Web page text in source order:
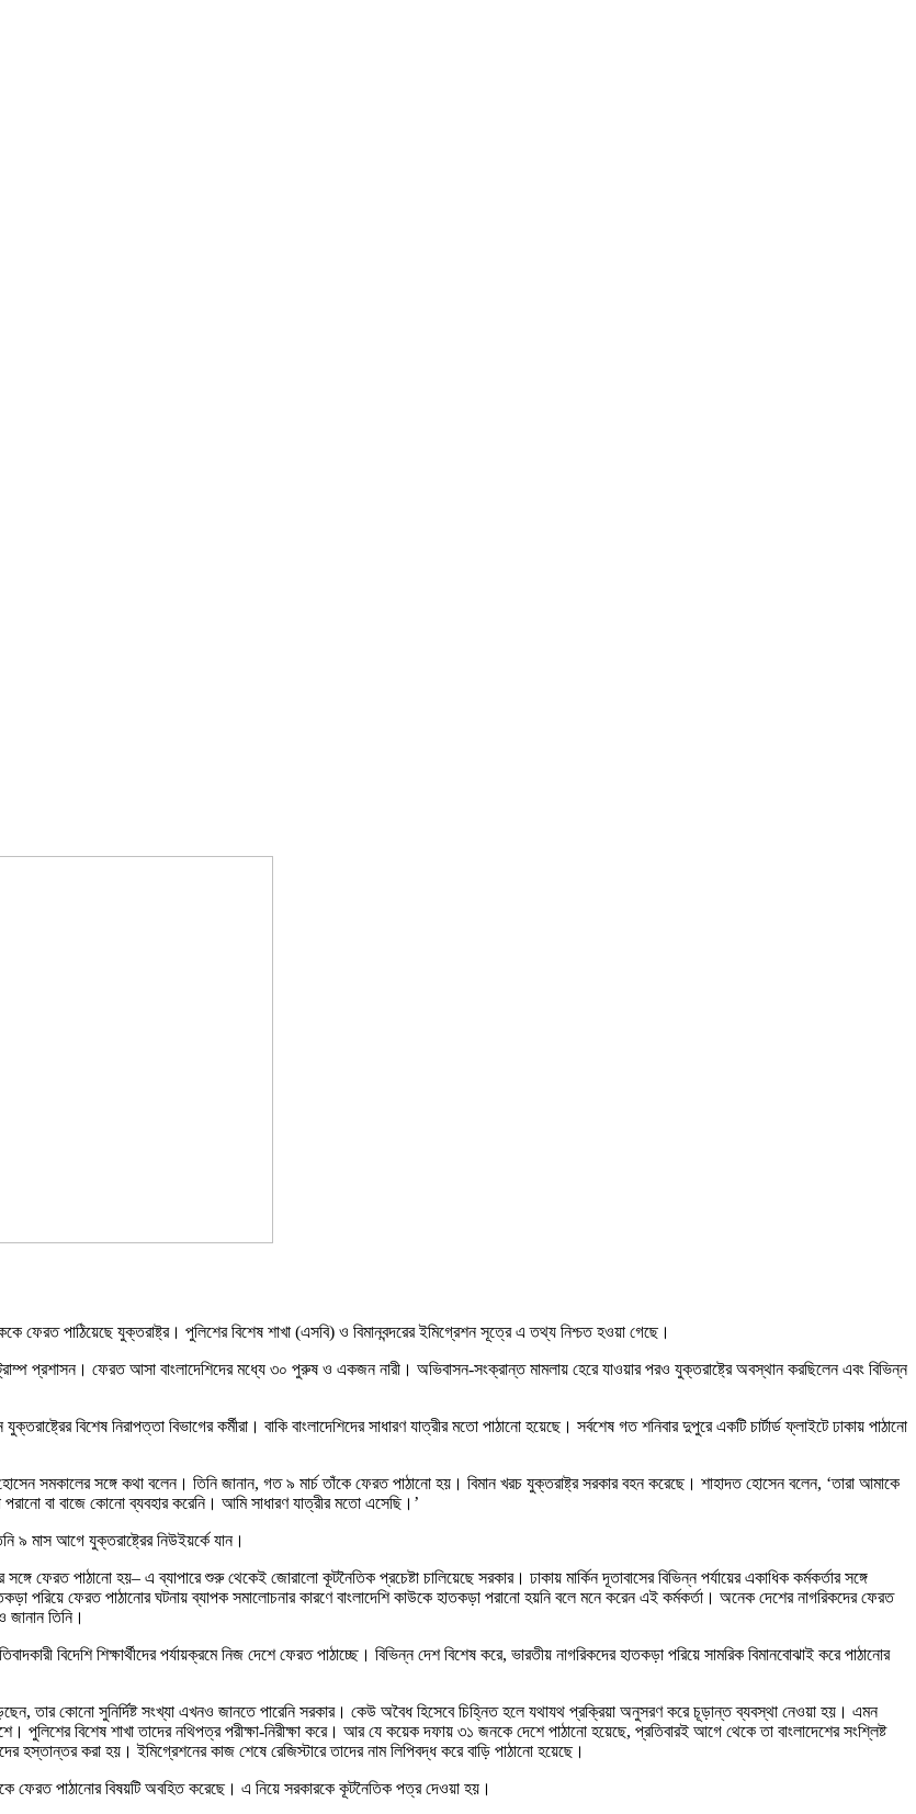
ফেরত পাঠিয়েছে যুক্তরাষ্ট্র। পুলিশের বিশেষ শাখা (এসবি) ও বিমানবন্দরের ইমিগ্রেশন সূত্রে এ তথ্য নিশ্চত হওয়া গেছে।
প্রশাসন। ফেরত আসা বাংলাদেশিদের মধ্যে ৩০ পুরুষ ও একজন নারী। অভিবাসন-সংক্রান্ত মামলায় হেরে যাওয়ার পরও যুক্তরাষ্ট্রে অবস্থান করছিলেন এবং বিভিন্ন
বিশেষ নিরাপত্তা বিভাগের কর্মীরা। বাকি বাংলাদেশিদের সাধারণ যাত্রীর মতো পাঠানো হয়েছে। সর্বশেষ গত শনিবার দুপুরে একটি চার্টার্ড ফ্লাইটে ঢাকায় পাঠানো
সমকালের সঙ্গে কথা বলেন। তিনি জানান, গত ৯ মার্চ তাঁকে ফেরত পাঠানো হয়। বিমান খরচ যুক্তরাষ্ট্র সরকার বহন করেছে। শাহাদত হোসেন বলেন, ‘তারা আমাকে
বা বাজে কোনো ব্যবহার করেনি। আমি সাধারণ যাত্রীর মতো এসেছি।’
৯ মাস আগে যুক্তরাষ্ট্রের নিউইয়র্কে যান।
ফেরত পাঠানো হয়– এ ব্যাপারে শুরু থেকেই জোরালো কূটনৈতিক প্রচেষ্টা চালিয়েছে সরকার। ঢাকায় মার্কিন দূতাবাসের বিভিন্ন পর্যায়ের একাধিক কর্মকর্তার সঙ্গে
পরিয়ে ফেরত পাঠানোর ঘটনায় ব্যাপক সমালোচনার কারণে বাংলাদেশি কাউকে হাতকড়া পরানো হয়নি বলে মনে করেন এই কর্মকর্তা। অনেক দেশের নাগরিকদের ফেরত
জানান তিনি।
বিদেশি শিক্ষার্থীদের পর্যায়ক্রমে নিজ দেশে ফেরত পাঠাচ্ছে। বিভিন্ন দেশ বিশেষ করে, ভারতীয় নাগরিকদের হাতকড়া পরিয়ে সামরিক বিমানবোঝাই করে পাঠানোর
তার কোনো সুনির্দিষ্ট সংখ্যা এখনও জানতে পারেনি সরকার। কেউ অবৈধ হিসেবে চিহ্নিত হলে যথাযথ প্রক্রিয়া অনুসরণ করে চূড়ান্ত ব্যবস্থা নেওয়া হয়। এমন
পুলিশের বিশেষ শাখা তাদের নথিপত্র পরীক্ষা-নিরীক্ষা করে। আর যে কয়েক দফায় ৩১ জনকে দেশে পাঠানো হয়েছে, প্রতিবারই আগে থেকে তা বাংলাদেশের সংশ্লিষ্ট
হস্তান্তর করা হয়। ইমিগ্রেশনের কাজ শেষে রেজিস্টারে তাদের নাম লিপিবদ্ধ করে বাড়ি পাঠানো হয়েছে।
ফেরত পাঠানোর বিষয়টি অবহিত করেছে। এ নিয়ে সরকারকে কূটনৈতিক পত্র দেওয়া হয়।